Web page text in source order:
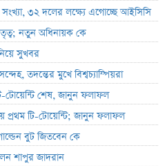
সংখ্যা, ৩২ দলের লক্ষ্যে এগোচ্ছে আইসিসি
নতুন অধিনায়ক কে
সুখবর
তদন্তের মুখে বিশ্বচ্যাম্পিয়রা
টোয়েন্টি শেষ, জানুন ফলাফল
প্রথম টি-টোয়েন্টি; জানুন ফলাফল
বুট জিতবেন কে
শাপুর জাদরান